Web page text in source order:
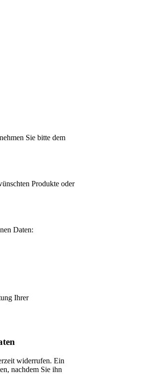
Sie bitte dem
Produkte oder
Daten:
Ihrer
widerrufen. Ein
nachdem Sie ihn